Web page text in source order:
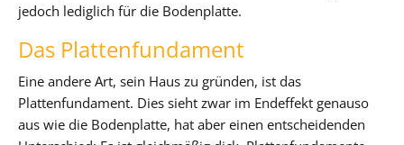
jedoch lediglich für die Bodenplatte.
Das Plattenfundament
Eine andere Art, sein Haus zu gründen, ist das
Plattenfundament. Dies sieht zwar im Endeffekt genauso
aus wie die Bodenplatte, hat aber einen entscheidenden